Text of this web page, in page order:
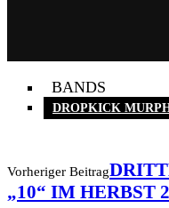
BANDS
DROPKICK
Vorheriger Beitrag
„10“ IM HERBST